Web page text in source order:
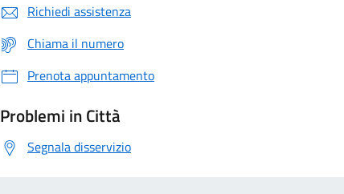
Richiedi assistenza
Chiama il numero
Prenota appuntamento
Problemi in Città
Segnala disservizio